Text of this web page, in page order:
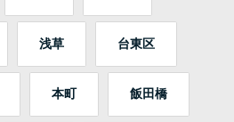
浅草 台東区
本町 飯田橋